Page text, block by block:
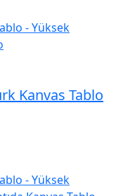
Kanvas Tablo